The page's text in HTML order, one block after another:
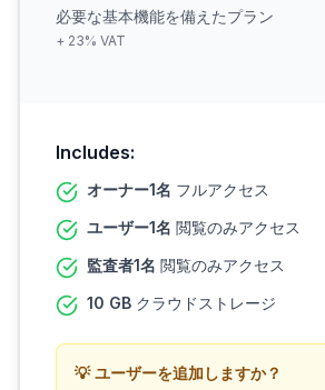
必要な基本機能を備えたプラン
+ 23% VAT
Includes:
オーナー1名 フルアクセス
ユーザー1名 閲覧のみアクセス
監査者1名 閲覧のみアクセス
10 GB クラウドストレージ
💡ユーザーを追加しますか？